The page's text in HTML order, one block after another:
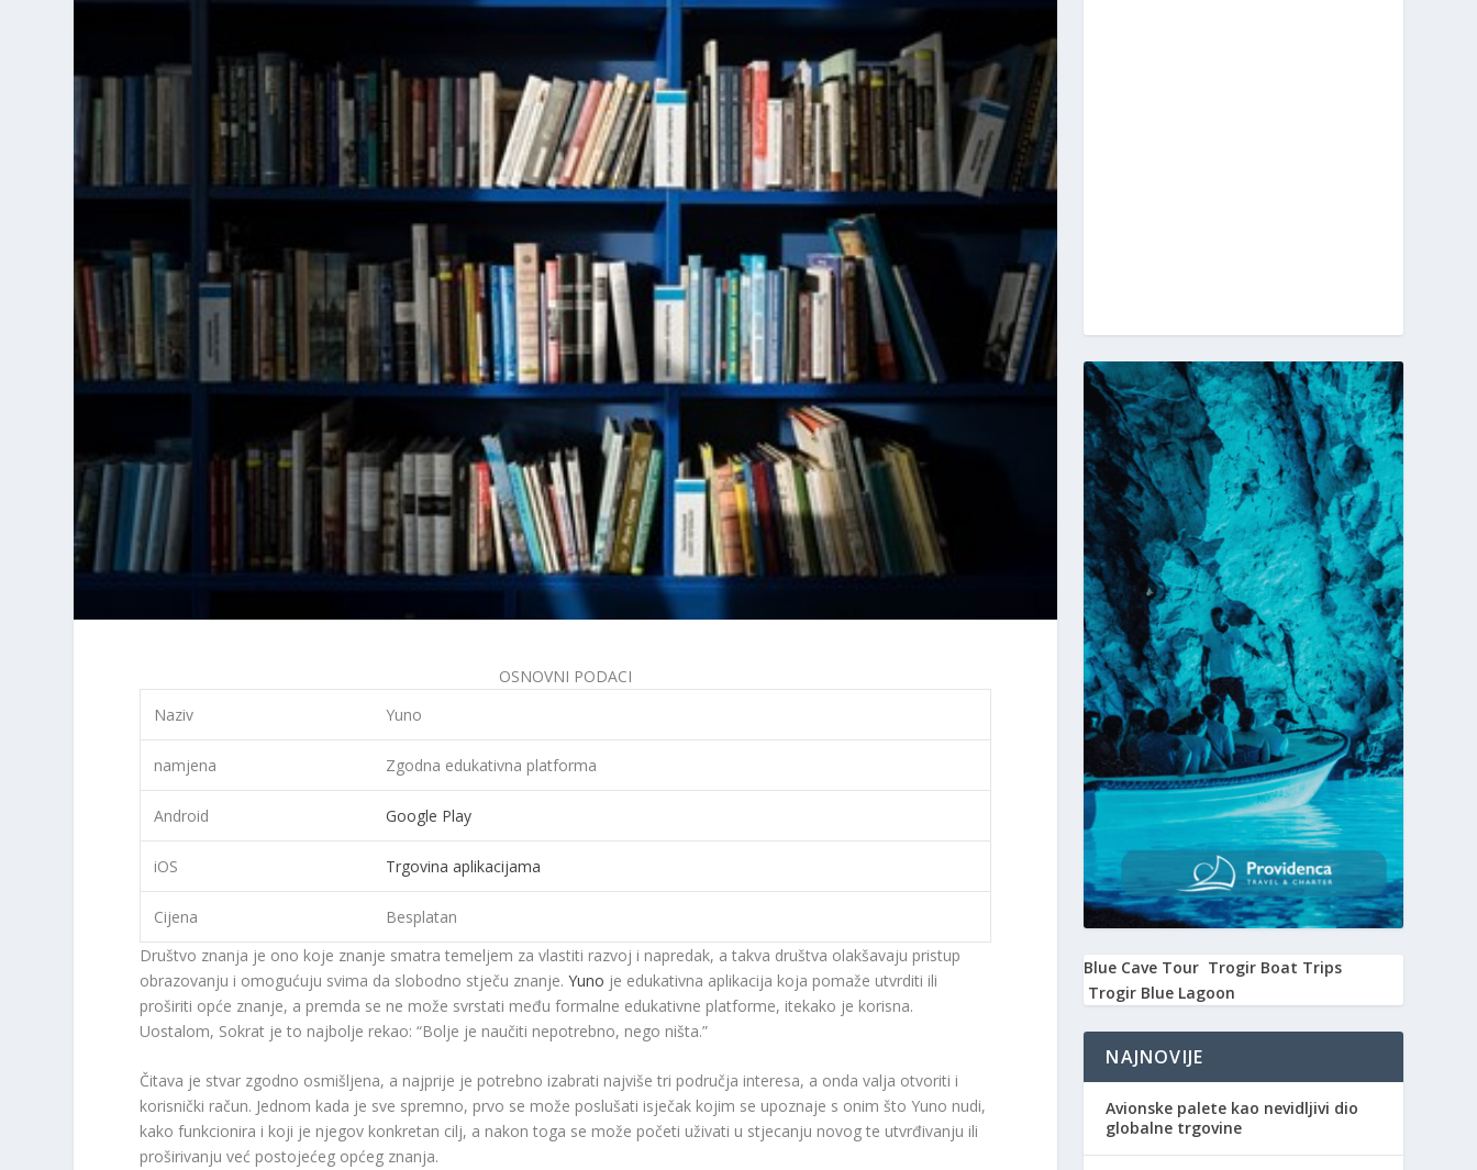
OSNOVNI PODACI
Naziv
Yuno
namjena Zgodna edukativna platforma
Android Google Play
iOS Trgovina aplikacijama
Cijena
Besplatan
Društvo znanja je ono koje znanje smatra temeljem za vlastiti razvoj i napredak, a takva društva olakšavaju pristup
obrazovanju i omogućuju svima da slobodno stječu znanje.Yuno je edukativna aplikacija koja pomaže utvrditi ili
proširiti opće znanje, a premda se ne može svrstati među formalne edukativne platforme, itekako je korisna.
Uostalom, Sokrat je to najbolje rekao: “Bolje je naučiti nepotrebno, nego ništa.”
Čitava je stvar zgodno osmišljena, a najprije je potrebno izabrati najviše tri područja interesa, a onda valja otvoriti i
korisnički račun. Jednom kada je sve spremno, prvo se može poslušati isječak kojim se upoznaje s onim što Yuno nudi,
kako funkcionira i koji je njegov konkretan cilj, a nakon toga se može početi uživati ​​u stjecanju novog te utvrđivanju ili
proširivanju već postojećeg općeg znanja.
Blue Cave Tour Trogir Boat Trips
Trogir Blue Lagoon
NAJNOVIJE
Avionske palete kao nevidljivi dio
globalne trgovine